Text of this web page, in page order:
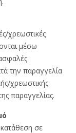
χρεωστικές
μέσω
την παραγγελία
χρεωστικής
παραγγελίας.
σε